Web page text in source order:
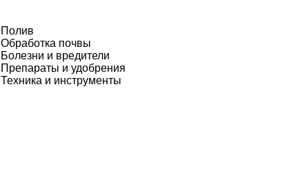
Полив
Обработка почвы
Болезни и вредители
Препараты и удобрения
Техника и инструменты